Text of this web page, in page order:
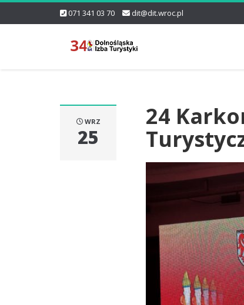
071 341 03 70 dit@dit.wroc.pl
WRZ
25
24